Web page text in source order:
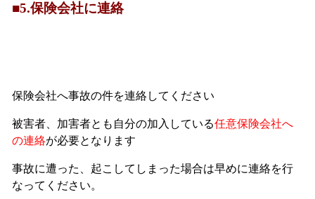
■5.保険会社に連絡
保険会社へ事故の件を連絡してください
被害者、加害者とも自分の加入している任意保険会社へ
の連絡が必要となります
事故に遭った、起こしてしまった場合は早めに連絡を行
なってください。